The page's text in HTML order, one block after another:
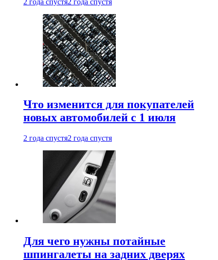
Что изменится для покупателей
новых автомобилей с 1 июля
2 года спустя2 года спустя
Для чего нужны потайные
шпингалеты на задних дверях